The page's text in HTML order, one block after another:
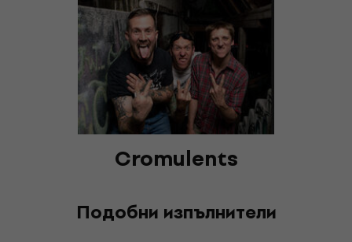
Cromulents
Подобни изпълнители